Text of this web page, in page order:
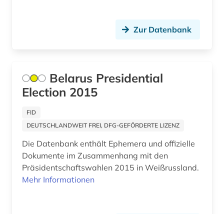
Zur Datenbank
Belarus Presidential
Election 2015
FID
DEUTSCHLANDWEIT FREI, DFG-GEFÖRDERTE LIZENZ
Die Datenbank enthält Ephemera und offizielle
Dokumente im Zusammenhang mit den
Präsidentschaftswahlen 2015 in Weißrussland.
Mehr Informationen